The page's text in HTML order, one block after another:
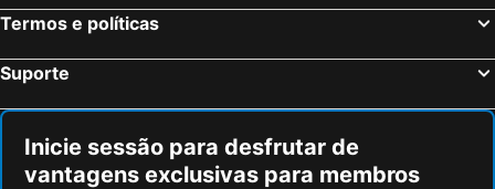
Termos e políticas
Suporte
Inicie sessão para desfrutar de
vantagens exclusivas para membros